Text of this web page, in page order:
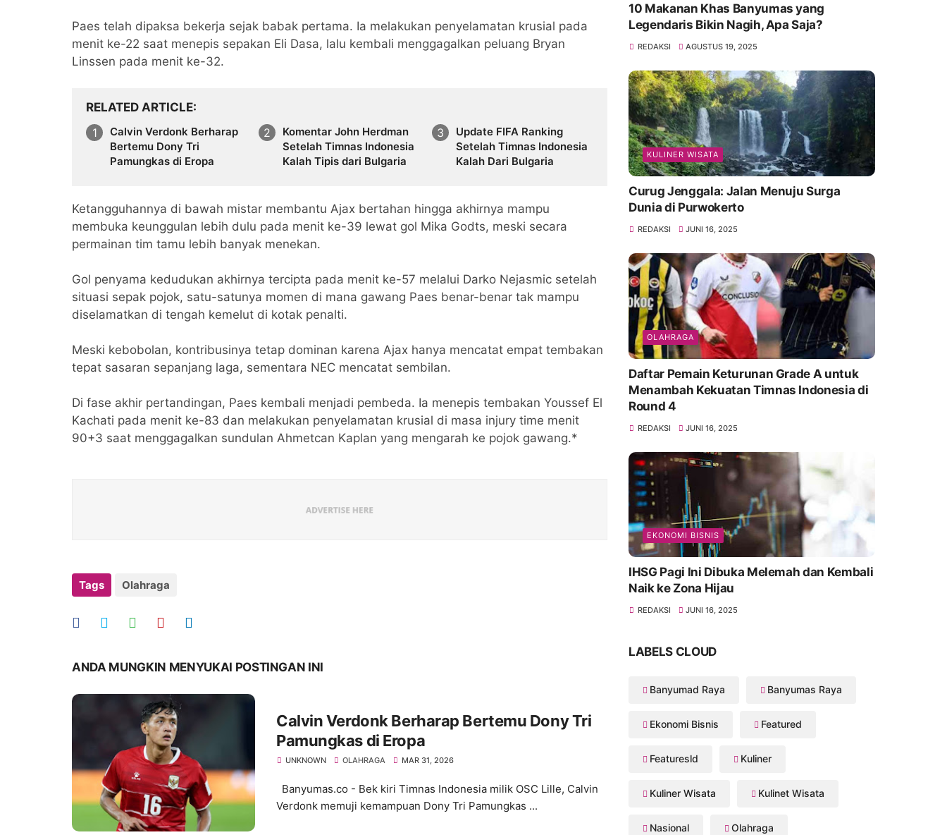
Paes telah dipaksa bekerja sejak babak pertama. Ia melakukan penyelamatan krusial pada
menit ke-22 saat menepis sepakan Eli Dasa, lalu kembali menggagalkan peluang Bryan
Linssen pada menit ke-32.
RELATED ARTICLE
Calvin Verdonk Berharap
Bertemu Dony Tri
Pamungkas di Eropa
Komentar John Herdman
Setelah Timnas Indonesia
Kalah Tipis dari Bulgaria
Update FIFA Ranking
Setelah Timnas Indonesia
Kalah Dari Bulgaria
Ketangguhannya di bawah mistar membantu Ajax bertahan hingga akhirnya mampu
membuka keunggulan lebih dulu pada menit ke-39 lewat gol Mika Godts, meski secara
permainan tim tamu lebih banyak menekan.
Gol penyama kedudukan akhirnya tercipta pada menit ke-57 melalui Darko Nejasmic setelah
situasi sepak pojok, satu-satunya momen di mana gawang Paes benar-benar tak mampu
diselamatkan di tengah kemelut di kotak penalti.
Meski kebobolan, kontribusinya tetap dominan karena Ajax hanya mencatat empat tembakan
tepat sasaran sepanjang laga, sementara NEC mencatat sembilan.
Di fase akhir pertandingan, Paes kembali menjadi pembeda. Ia menepis tembakan Youssef El
Kachati pada menit ke-83 dan melakukan penyelamatan krusial di masa injury time menit
90+3 saat menggagalkan sundulan Ahmetcan Kaplan yang mengarah ke pojok gawang.*
Tags Olahraga
ANDA MUNGKIN MENYUKAI POSTINGAN INI
Calvin Verdonk Berharap Bertemu Dony Tri
Pamungkas di Eropa
UNKNOWN OLAHRAGA MAR 31, 2026
Banyumas.co - Bek kiri Timnas Indonesia milik OSC Lille, Calvin
Verdonk memuji kemampuan Dony Tri Pamungkas ...
10 Makanan Khas Banyumas yang
Legendaris Bikin Nagih, Apa Saja?
REDAKSI AGUSTUS 19, 2025
KULINER WISATA
Curug Jenggala: Jalan Menuju Surga
Dunia di Purwokerto
REDAKSI JUNI 16, 2025
OLAHRAGA
Daftar Pemain Keturunan Grade A untuk
Menambah Kekuatan Timnas Indonesia di
Round 4
REDAKSI JUNI 16, 2025
EKONOMI BISNIS
IHSG Pagi Ini Dibuka Melemah dan Kembali
Naik ke Zona Hijau
REDAKSI JUNI 16, 2025
LABELS CLOUD
Banyumad Raya Banyumas Raya
Ekonomi Bisnis Featured
Featuresld Kuliner
Kuliner Wisata Kulinet Wisata
Nasional Olahraga